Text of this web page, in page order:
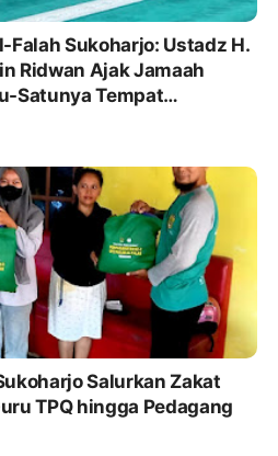
Sukoharjo: Ustadz H.
Ridwan Ajak Jamaah
Satunya Tempat
Salurkan Zakat
TPQ hingga Pedagang